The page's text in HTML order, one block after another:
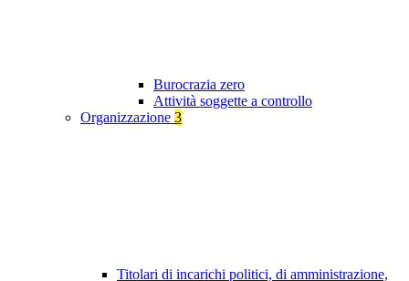
Burocrazia zero
Attività soggette a controllo
Organizzazione 3
Titolari di incarichi politici, di amministrazione,